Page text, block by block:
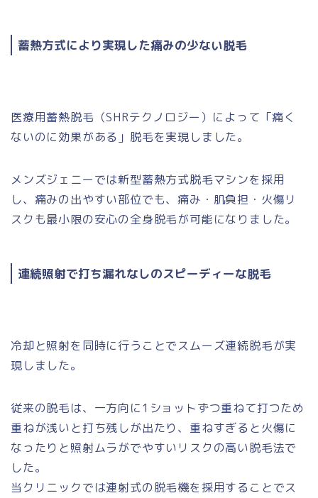
蓄熱方式により実現した痛みの少ない脱毛
医療用蓄熱脱毛（SHRテクノロジー）によって「痛く
ないのに効果がある」脱毛を実現しました。
メンズジェニーでは新型蓄熱方式脱毛マシンを採用
し、痛みの出やすい部位でも、痛み・肌負担・火傷リ
スクも最小限の安心の全身脱毛が可能になりました。
連続照射で打ち漏れなしのスピーディーな脱毛
冷却と照射を同時に行うことでスムーズ連続脱毛が実
現しました。
従来の脱毛は、一方向に1ショットずつ重ねて打つため
重ねが浅いと打ち残しが出たり、重ねすぎると火傷に
なったりと照射ムラがでやすいリスクの高い脱毛法で
した。
当クリニックでは連射式の脱毛機を採用することでス